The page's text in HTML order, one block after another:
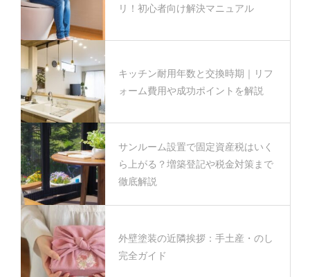
リ！初心者向け解決マニュアル
キッチン耐用年数と交換時期｜リフ
ォーム費用や成功ポイントを解説
サンルーム設置で固定資産税はいく
ら上がる？増築登記や税金対策まで
徹底解説
外壁塗装の近隣挨拶：手土産・のし
完全ガイド